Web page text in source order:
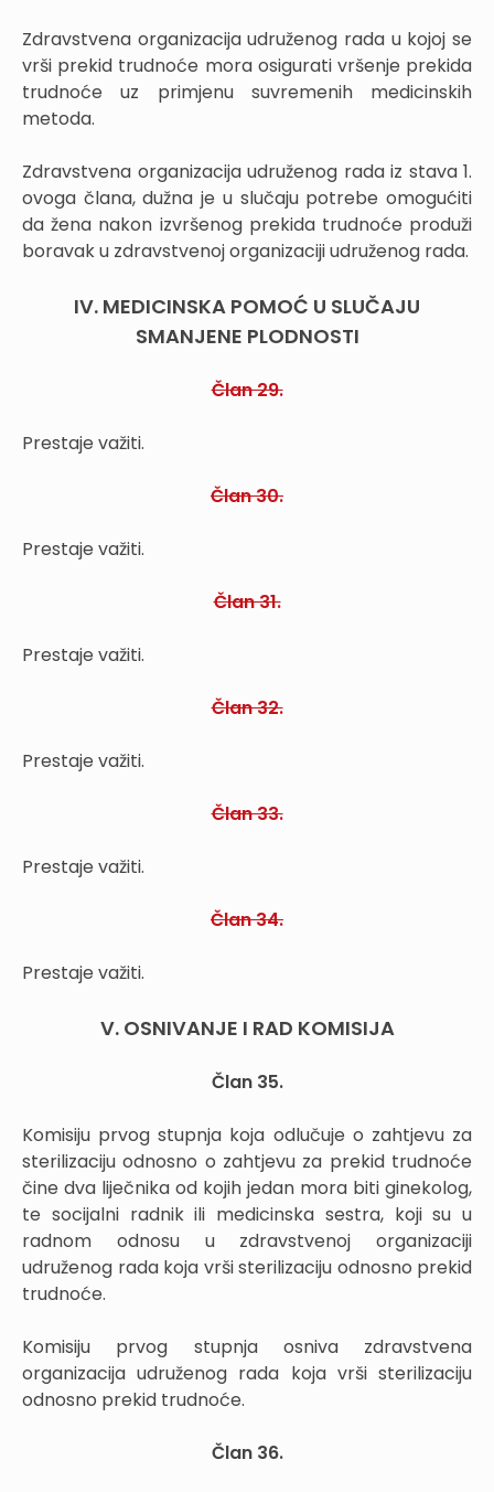
Zdravstvena organizacija udruženog rada u kojoj se
vrši prekid trudnoće mora osigurati vršenje prekida
trudnoće uz primjenu suvremenih medicinskih
metoda.
Zdravstvena organizacija udruženog rada iz stava 1.
ovoga člana, dužna je u slučaju potrebe omogućiti
da žena nakon izvršenog prekida trudnoće produži
boravak u zdravstvenoj organizaciji udruženog rada.
IV. MEDICINSKA POMOĆ U SLUČAJU
SMANJENE PLODNOSTI
Član 29.
Prestaje važiti.
Član 30.
Prestaje važiti.
Član 31.
Prestaje važiti.
Član 32.
Prestaje važiti.
Član 33.
Prestaje važiti.
Član 34.
Prestaje važiti.
V. OSNIVANJE I RAD KOMISIJA
Član 35.
Komisiju prvog stupnja koja odlučuje o zahtjevu za
sterilizaciju odnosno o zahtjevu za prekid trudnoće
čine dva liječnika od kojih jedan mora biti ginekolog,
te socijalni radnik ili medicinska sestra, koji su u
radnom odnosu u zdravstvenoj organizaciji
udruženog rada koja vrši sterilizaciju odnosno prekid
trudnoće.
Komisiju prvog stupnja osniva zdravstvena
organizacija udruženog rada koja vrši sterilizaciju
odnosno prekid trudnoće.
Član 36.